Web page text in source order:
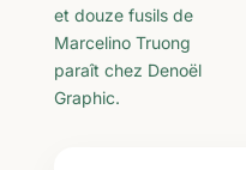
et douze fusils de
Marcelino Truong
paraît chez Denoël
Graphic.